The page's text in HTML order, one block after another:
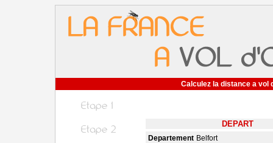
Calculez la distance a vol
DEPART
Departement Belfort